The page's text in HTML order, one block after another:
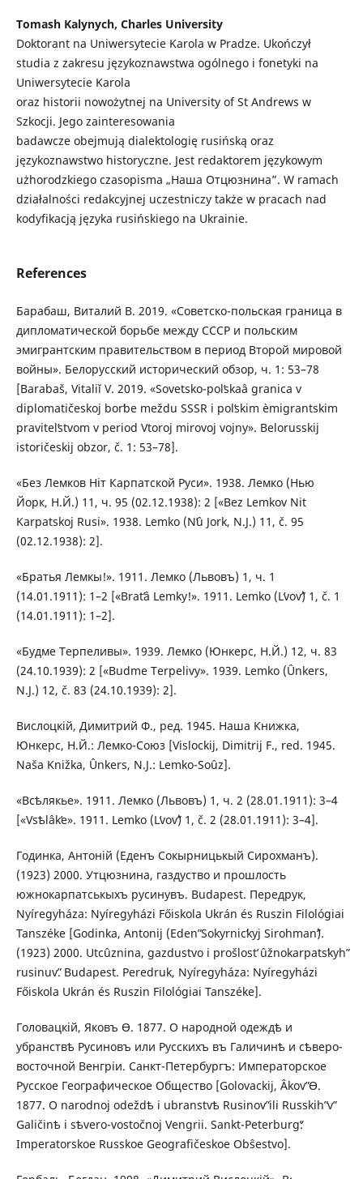
Tomash Kalynych, Charles University
Doktorant na Uniwersytecie Karola w Pradze. Ukończył
studia z zakresu językoznawstwa ogólnego i fonetyki na
Uniwersytecie Karola
oraz historii nowożytnej na University of St Andrews w
Szkocji. Jego zainteresowania
badawcze obejmują dialektologię rusińską oraz
językoznawstwo historyczne. Jest redaktorem językowym
użhorodzkiego czasopisma „Наша Отцюзнина”. W ramach
działalności redakcyjnej uczestniczy także w pracach nad
kodyfikacją języka rusińskiego na Ukrainie.
References
Барабаш, Виталий В. 2019. «Советско-польская граница в
дипломатической борьбе между СССР и польским
эмигрантским правительством в период Второй мировой
войны». Белорусский исторический обзор, ч. 1: 53–78
[Barabaš, Vitaliĭ V. 2019. «Sovetsko-polʹskaâ granica v
diplomatičeskoj borʹbe meždu SSSR i polʹskim èmigrantskim
pravitelʹstvom v period Vtoroj mirovoj vojny». Belorusskij
istoričeskij obzor, č. 1: 53–78].
«Без Лемков Ніт Карпатской Руси». 1938. Лемко (Нью
Йорк, Н.Й.) 11, ч. 95 (02.12.1938): 2 [«Bez Lemkov Nіt
Karpatskoj Rusi». 1938. Lemko (Nʹû Jork, N.J.) 11, č. 95
(02.12.1938): 2].
«Братья Лемкы!». 1911. Лемко (Львовъ) 1, ч. 1
(14.01.1911): 1–2 [«Bratʹâ Lemky!». 1911. Lemko (Lʹvovʺ) 1, č. 1
(14.01.1911): 1–2].
«Будме Терпеливы». 1939. Лемко (Юнкерс, Н.Й.) 12, ч. 83
(24.10.1939): 2 [«Budme Terpelivy». 1939. Lemko (Ûnkers,
N.J.) 12, č. 83 (24.10.1939): 2].
Вислоцкій, Димитрий Ф., ред. 1945. Наша Книжка,
Юнкерс, Н.Й.: Лемко-Союз [Vislockіj, Dimitrij F., red. 1945.
Naša Knižka, Ûnkers, N.J.: Lemko-Soûz].
«Всѣлякье». 1911. Лемко (Львовъ) 1, ч. 2 (28.01.1911): 3–4
[«Vsѣlâkʹe». 1911. Lemko (Lʹvovʺ) 1, č. 2 (28.01.1911): 3–4].
Годинка, Антоній (Еденъ Сокырницькый Сирохманъ).
(1923) 2000. Утцюзнина, газдуство и прошлость
южнокарпатськыхъ русинувъ. Budapest. Передрук,
Nyíregyháza: Nyíregyházi Főiskola Ukrán és Ruszin Filológiai
Tanszéke [Godinka, Antonіj (Edenʺ Sokyrnicʹkyj Sirohmanʺ).
(1923) 2000. Utcûznina, gazdustvo i prošlostʹ ûžnokarpatsʹkyhʺ
rusinuvʺ. Budapest. Peredruk, Nyíregyháza: Nyíregyházi
Főiskola Ukrán és Ruszin Filológiai Tanszéke].
Головацкій, Яковъ Ѳ. 1877. О народной одеждѣ и
убранствѣ Русиновъ или Русскихъ въ Галичинѣ и сѣверо-
восточной Венгріи. Санкт-Петербургъ: Императорское
Русское Географическое Общество [Golovackіj, Âkovʺ Ѳ.
1877. O narodnoj odeždѣ i ubranstvѣ Rusinovʺ ili Russkihʺ vʺ
Galičinѣ i sѣvero-vostočnoj Vengrіi. Sankt-Peterburgʺ:
Imperatorskoe Russkoe Geografičeskoe Obŝestvo].